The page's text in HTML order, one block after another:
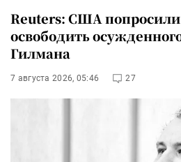
Reuters: США
освободить
Гилмана
7 августа 2026, 05:46 27